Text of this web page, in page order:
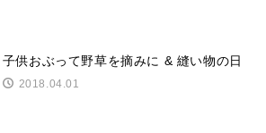
子供おぶって野草を摘みに & 縫い物の日
2018.04.01